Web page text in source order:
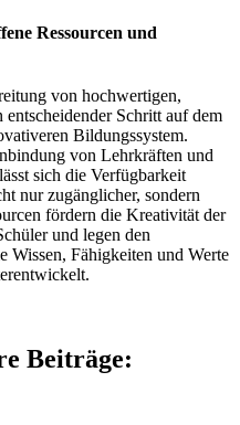
Ressourcen und
von hochwertigen,
Schritt auf dem
Bildungssystem.
von Lehrkräften und
sich die Verfügbarkeit
nur zugänglicher, sondern
fördern die Kreativität der
und legen den
Wissen, Fähigkeiten und Werte
Beiträge: